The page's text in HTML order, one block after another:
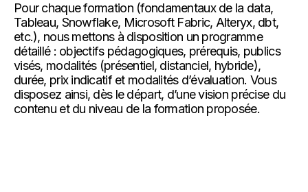
Pour chaque formation (fondamentaux de la data,
Tableau, Snowflake, Microsoft Fabric, Alteryx, dbt,
etc.), nous mettons à disposition un programme
détaillé : objectifs pédagogiques, prérequis, publics
visés, modalités (présentiel, distanciel, hybride),
durée, prix indicatif et modalités d’évaluation. Vous
disposez ainsi, dès le départ, d’une vision précise du
contenu et du niveau de la formation proposée.